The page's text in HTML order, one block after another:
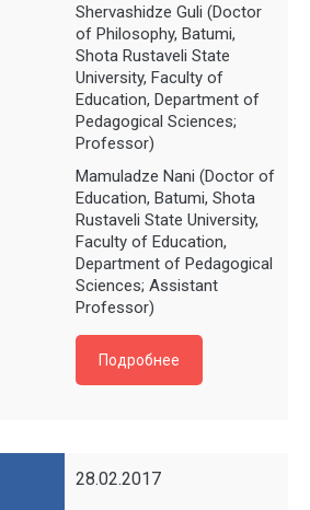
Shervashidze Guli (Doctor
of Philosophy, Batumi,
Shota Rustaveli State
University, Faculty of
Education, Department of
Pedagogical Sciences;
Professor)
Mamuladze Nani (Doctor of
Education, Batumi, Shota
Rustaveli State University,
Faculty of Education,
Department of Pedagogical
Sciences; Assistant
Professor)
Подробнее
28.02.2017